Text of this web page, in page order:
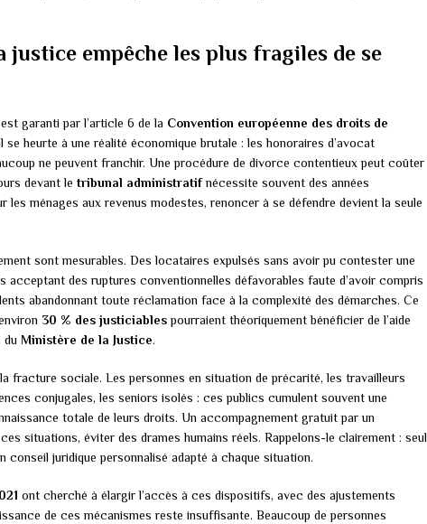
justice empêche les plus fragiles de se
est garanti par l’article 6 de la Convention européenne des droits de
se heurte à une réalité économique brutale : les honoraires d’avocat
ne peuvent franchir. Une procédure de divorce contentieux peut coûter
devant le tribunal administratifnécessite souvent des années
les ménages aux revenus modestes, renoncer à se défendre devient la seule
sont mesurables. Des locataires expulsés sans avoir pu contester une
acceptant des ruptures conventionnelles défavorables faute d’avoir compris
abandonnant toute réclamation face à la complexité des démarches. Ce
30 % des justiciablespourraient théoriquement bénéficier de l’aide
du Ministère de la Justice.
fracture sociale. Les personnes en situation de précarité, les travailleurs
conjugales, les seniors isolés : ces publics cumulent souvent une
totale de leurs droits. Un accompagnement gratuit par un
situations, éviter des drames humains réels. Rappelons-le clairement : seul
conseil juridique personnalisé adapté à chaque situation.
ont cherché à élargir l’accès à ces dispositifs, avec des ajustements
de ces mécanismes reste insuffisante. Beaucoup de personnes